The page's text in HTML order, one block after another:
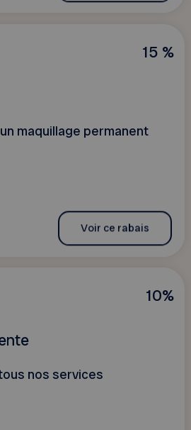
15 %
maquillage permanent
Voir ce rabais
10%
nos services